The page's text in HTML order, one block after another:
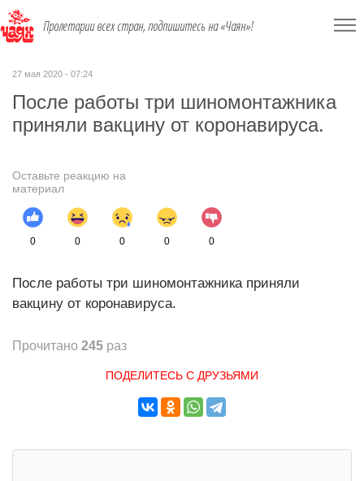
Пролетарии всех стран, подпишитесь на «Чаян»!
27 мая 2020 - 07:24
После работы три шиномонтажника
приняли вакцину от коронавируса.
Оставьте реакцию на
материал
0 0 0 0 0
После работы три шиномонтажника приняли
вакцину от коронавируса.
Прочитано 245 раз
ПОДЕЛИТЕСЬ С ДРУЗЬЯМИ